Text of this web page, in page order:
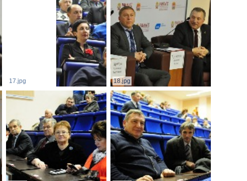
17.jpg 18.jpg